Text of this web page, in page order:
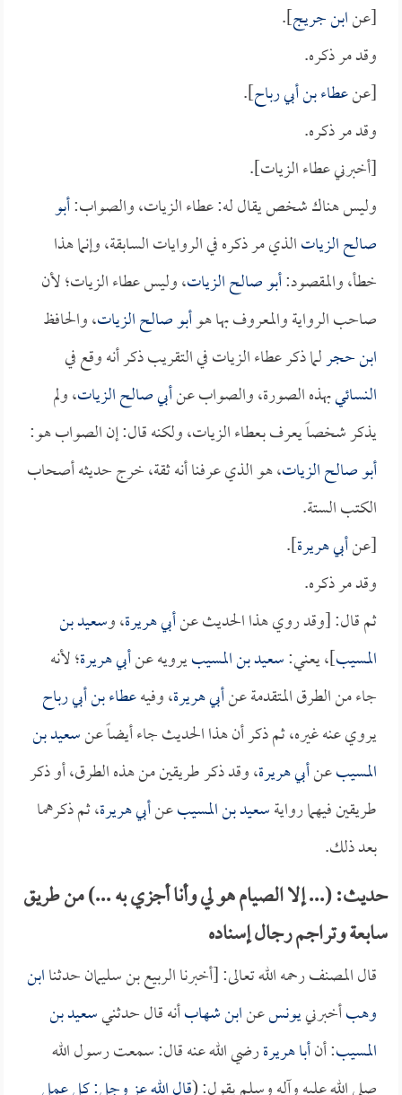
[عنابن جريج].
وقد مر ذكره.
[عنعطاء بن أبي رباح].
وقد مر ذكره.
[أخبرني عطاء الزيات].
وليس هناك شخص يقال له: عطاء الزيات، والصواب:أبو
صالح الزياتالذي مر ذكره في الروايات السابقة، وإنما هذا
خطأ، والمقصود:أبو صالح الزيات، وليس عطاء الزيات؛ لأن
صاحب الرواية والمعروف بها هوأبو صالح الزيات، والحافظ
ابن حجرلما ذكر عطاء الزيات في التقريب ذكر أنه وقع في
النسائيبهذه الصورة، والصواب عنأبي صالح الزيات، ولم
يذكر شخصاً يعرف بـعطاء الزيات، ولكنه قال: إن الصواب هو:
أبو صالح الزيات، هو الذي عرفنا أنه ثقة، خرج حديثه أصحاب
الكتب الستة.
[عنأبي هريرة].
وقد مر ذكره.
ثم قال: [وقد روي هذا الحديث عنأبي هريرة، وسعيد بن
المسيب]، يعني:سعيد بن المسيبيرويه عنأبي هريرة؛ لأنه
جاء من الطرق المتقدمة عنأبي هريرة، وفيهعطاء بن أبي رباح
يروي عنه غيره، ثم ذكر أن هذا الحديث جاء أيضاً عنسعيد بن
المسيبعنأبي هريرة، وقد ذكر طريقين من هذه الطرق، أو ذكر
طريقين فيهما روايةسعيد بن المسيبعنأبي هريرة، ثم ذكرهما
بعد ذلك.
حديث: (... إلا الصيام هو لي وأنا أجزي به ...) من طريق
سابعة وتراجم رجال إسناده
قال المصنف رحمه الله تعالى: [أخبرنا الربيع بن سليمان حدثناابن
وهبأخبرنييونسعنابن شهابأنه قال حدثنيسعيد بن
المسيب: أنأبا هريرةرضي الله عنه قال: سمعت رسول الله